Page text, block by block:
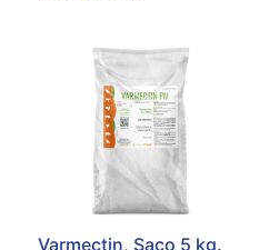
Varmectin, Saco 5 kg.